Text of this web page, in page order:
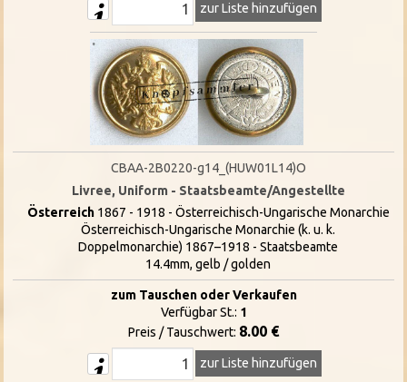
zur Liste hinzufügen
CBAA-2B0220-g14_(HUW01L14)O
Livree, Uniform - Staatsbeamte/Angestellte
Österreich1867 - 1918 - Österreichisch-Ungarische Monarchie
Österreichisch-Ungarische Monarchie (k. u. k.
Doppelmonarchie) 1867–1918 - Staatsbeamte
14.4mm, gelb / golden
zum Tauschen oder Verkaufen
Verfügbar St.: 1
Preis / Tauschwert: 8.00 €
zur Liste hinzufügen